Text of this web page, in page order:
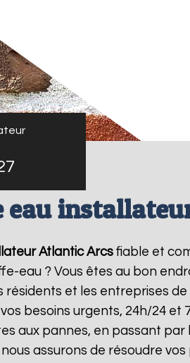
eau
Atlantic Arcs fiable et
eau ? Vous êtes au bon
résidents et les entreprises de
besoins urgents, 24h/24 et
aux pannes, en passant
assurons de résoudre